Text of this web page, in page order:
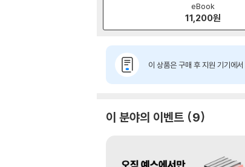
eBook
11,200원
이 상품은 구매 후 지원 기기에서
이 분야의 이벤트 9